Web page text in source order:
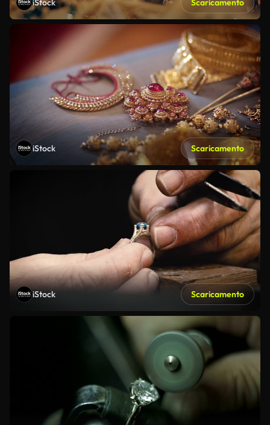
iStock Scaricamento
iStock Scaricamento
iStock Scaricamento